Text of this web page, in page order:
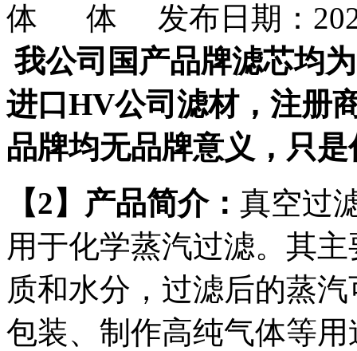
发布日期：
我公司国产品牌滤芯均
进口 HV公司滤材，注册
品牌均无品牌意义，只
【2】产品简介： 真空过
用于化学蒸汽过滤。其
质和水分，过滤后的蒸
包装、制作高纯气体等